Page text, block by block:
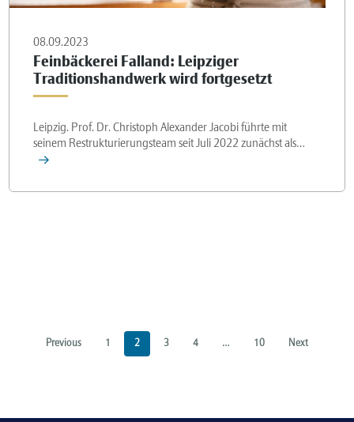
08.09.2023
Feinbäckerei Falland: Leipziger
Traditionshandwerk wird fortgesetzt
Leipzig. Prof. Dr. Christoph Alexander Jacobi führte mit
seinem Restrukturierungsteam seit Juli 2022 zunächst als…
Previous 1 2 3 4 … 10 Next